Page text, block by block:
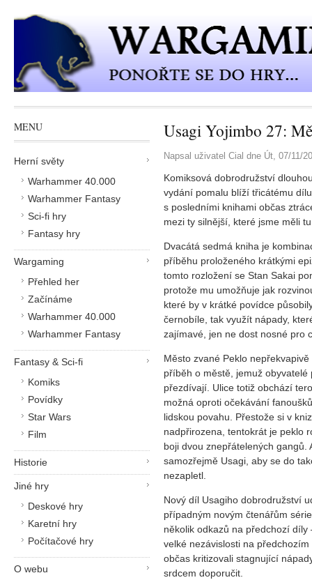
Usagi Yojimbo 27:
Napsal uživatel Cial dne Út, 07/11/
Komiksová dobrodružství
vydání pomalu blíží třicátému
s posledními knihami občas
mezi ty silnější, které jsme měli
Dvacátá sedmá kniha je
příběhu proloženého krátkými
tomto rozložení se Stan Sakai
protože mu umožňuje jak
které by v krátké povídce
černobíle, tak využít nápady,
zajímavé, jen ne dost nosné pro
Město zvané Peklo
příběh o městě, jemuž obyvatelé
přezdívají. Ulice totiž obchází
možná oproti očekávání
lidskou povahu. Přestože si v
nadpřirozena, tentokrát je peklo
boji dvou znepřátelených gangů.
samozřejmě Usagi, aby se do
nezapletl.
Nový díl Usagiho dobrodružství
případným novým čtenářům
několik odkazů na předchozí
velké nezávislosti na
občas kritizovali stagnující
srdcem doporučit.
MENU
Herní světy
Warhammer 40.000
Warhammer Fantasy
Sci-fi hry
Fantasy hry
Wargaming
Přehled her
Začínáme
Warhammer 40.000
Warhammer Fantasy
Fantasy & Sci-fi
Komiks
Povídky
Star Wars
Film
Historie
Jiné hry
Deskové hry
Karetní hry
Počítačové hry
O webu